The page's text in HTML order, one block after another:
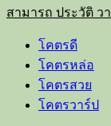
สามารถ ประวัติ ว
โคตรดี
โคตรหล่อ
โคตรสวย
โคตรวาร์ป